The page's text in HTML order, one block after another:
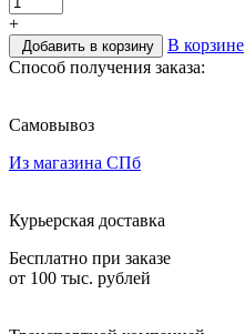
+
Добавить в корзину В корзине
Способ получения заказа:
Самовывоз
Из магазина СПб
Курьерская доставка
Бесплатно при заказе
от 100 тыс. рублей